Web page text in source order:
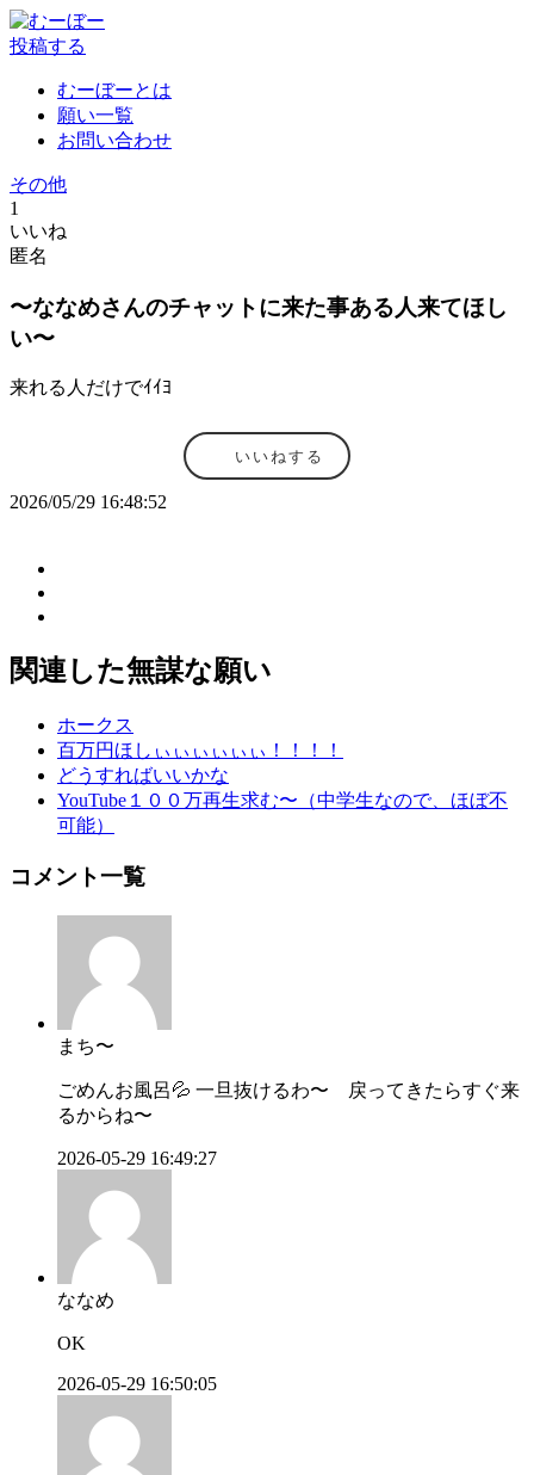
投稿する
むーぼーとは
願い一覧
お問い合わせ
その他
1
いいね
匿名
〜ななめさんのチャットに来た事ある人来てほし
い〜
来れる人だけでｲｲﾖ
いいねする
2026/05/29 16:48:52
関連した無謀な願い
ホークス
百万円ほしぃぃぃぃぃぃ！！！！
どうすればいいかな
YouTube１００万再生求む〜（中学生なので、ほぼ不
可能）
コメント一覧
まち〜
ごめんお風呂💦 一旦抜けるわ〜 戻ってきたらすぐ来
るからね〜
2026-05-29 16:49:27
ななめ
OK
2026-05-29 16:50:05